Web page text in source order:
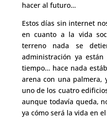
hacer al futuro…
Estos días sin internet
en cuanto a la vida
terreno nada se
administración ya están
tiempo… hace nada
arena con una palmera,
uno de los cuatro
aunque todavía queda,
ya cómo será la vida en